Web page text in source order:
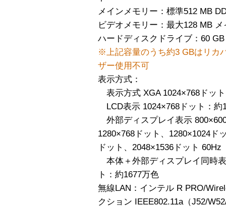
メインメモリー：標準512 MB
ビデオメモリー：最大128 MB
ハードディスクドライブ：60
※上記容量のうち約3 GBはリカ
ザー使用不可
表示方式：
表示方式 XGA 1024×768ドッ
LCD表示 1024×768ドット：約
外部ディスプレイ表示
1280×768ドット、1280×1024ド
ドット、2048×1536ドット 60Hz
本体＋外部ディスプレイ同時
ト：約1677万色
無線LAN：インテル R PRO/
クション IEEE802.11a（J52/